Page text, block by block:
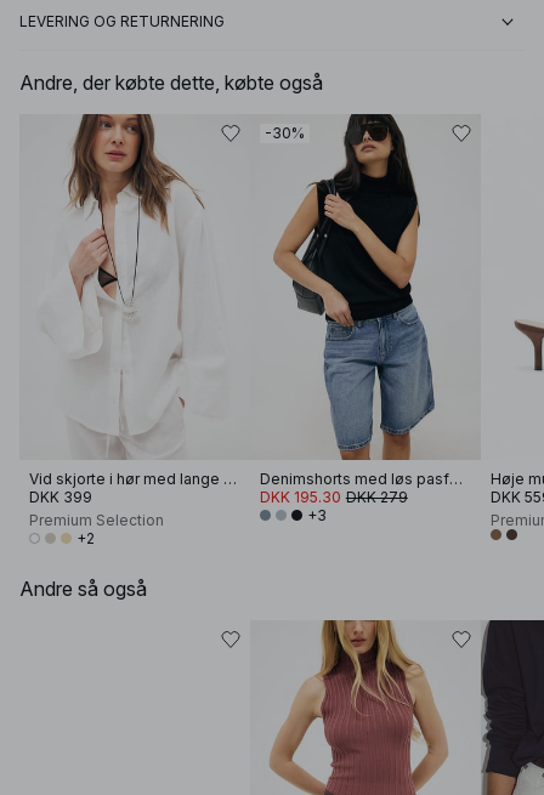
LEVERING OG RETURNERING
Andre, der købte dette, købte også
Vid skjorte i hør med lange ærmer
DKK 399
Premium Selection
+2
-30%
Denimshorts med løs pasform og mellemhøj talje
DKK 195.30 DKK 279
+3
Høje
DKK
Andre så også